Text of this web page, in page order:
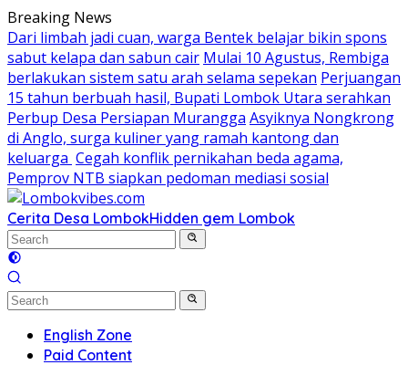
Skip
to
content
Breaking News
Dari limbah jadi cuan, warga Bentek belajar bikin spons
sabut kelapa dan sabun cair Mulai 10 Agustus, Rembiga
berlakukan sistem satu arah selama sepekan Perjuangan
15 tahun berbuah hasil, Bupati Lombok Utara serahkan
Perbup Desa Persiapan Murangga Asyiknya Nongkrong
di Anglo, surga kuliner yang ramah kantong dan
keluarga Cegah konflik pernikahan beda agama,
Pemprov NTB siapkan pedoman mediasi sosial
Cerita Desa LombokHidden gem Lombok
English Zone
Paid Content